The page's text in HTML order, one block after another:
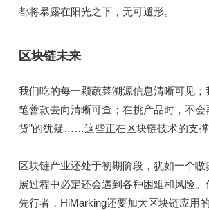
都将暴露在阳光之下，无可遁形。
区块链未来
我们吃的每一颗蔬菜溯源信息清晰可见；
笔善款去向清晰可查；在挑产品时，不会
货”的犹疑……这些正在区块链技术的支撑
区块链产业还处于初期阶段，犹如一个
展过程中必定还会遇到各种困难和风险
先行者，HiMarking还要加大区块链应用